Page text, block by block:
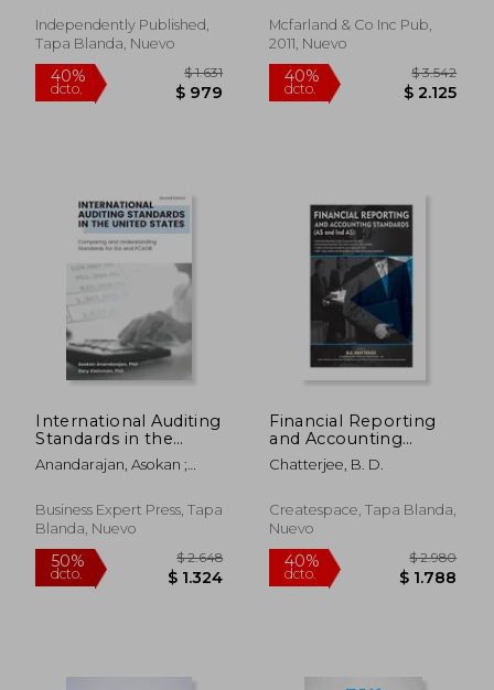
Independently Published,
Tapa Blanda, Nuevo
governance and
operations
Mcfarland & Co Inc Pub,
2011, Nuevo
International Auditing
Standards in the
United States:
Comparing and
Standards for ISA and
PCAOB (en Inglés)
Anandarajan, Asokan ;
Business Expert Press, Tapa
Blanda, Nuevo
Financial Reporting
and Accounting
Standards (en Inglés)
Chatterjee, B. D.
Createspace, Tapa Blanda,
Nuevo